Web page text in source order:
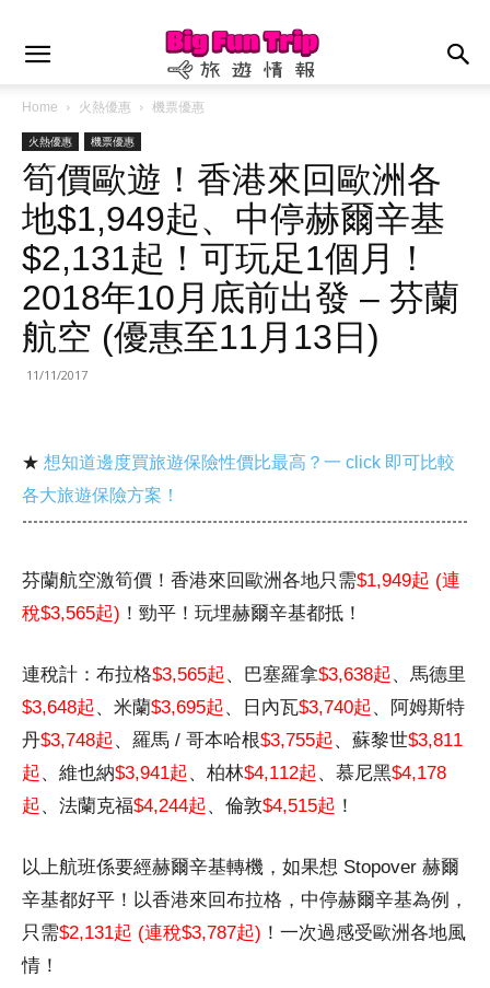
Home 火熱優惠 機票優惠
火熱優惠 機票優惠
筍價歐遊！香港來回歐洲各
地$1,949起、中停赫爾辛基
$2,131起！可玩足1個月！
2018年10月底前出發 – 芬蘭
航空 (優惠至11月13日)
11/11/2017
★ 想知道邊度買旅遊保險性價比最高？一 click 即可比較
各大旅遊保險方案！
芬蘭航空激筍價！香港來回歐洲各地只需$1,949起 (連
稅$3,565起) ！勁平！玩埋赫爾辛基都抵！
連稅計：布拉格$3,565起、巴塞羅拿$3,638起、馬德里
$3,648起、米蘭$3,695起、日內瓦$3,740起、阿姆斯特
丹$3,748起、羅馬 / 哥本哈根$3,755起、蘇黎世$3,811
起、維也納$3,941起、柏林$4,112起、慕尼黑$4,178
起、法蘭克福$4,244起、倫敦$4,515起 ！
以上航班係要經赫爾辛基轉機，如果想 Stopover 赫爾
辛基都好平！以香港來回布拉格，中停赫爾辛基為例，
只需$2,131起 (連稅$3,787起) ！一次過感受歐洲各地風
情！